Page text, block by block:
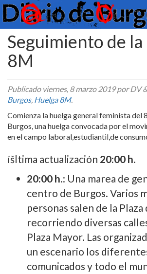
Seguimiento de
8M
Publicado viernes, 8 marzo 2019por DV
Burgos, Huelga 8M.
Comienza la huelga general feminista del
Burgos, una huelga convocada por el
en el campo laboral,estudiantil,de
íšltima actualización 20:00 h.
20:00 h.: Una marea de
centro de Burgos. Varios
personas salen de la Plaza
recorriendo diversas
Plaza Mayor. Las
un escenario los
comunicados y todo el